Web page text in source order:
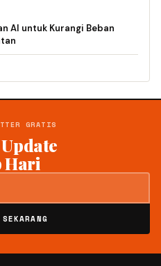
AI untuk Kurangi Beban
GRATIS
Hari